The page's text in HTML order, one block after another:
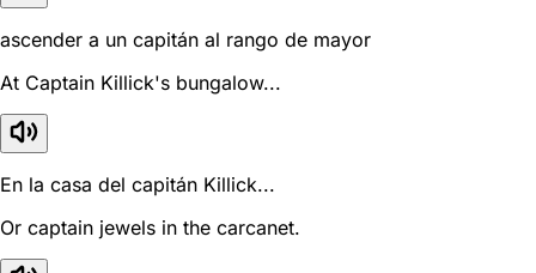
ascender a un capitán al rango de mayor
At Captain Killick's bungalow...
En la casa del capitán Killick...
Or captain jewels in the carcanet.